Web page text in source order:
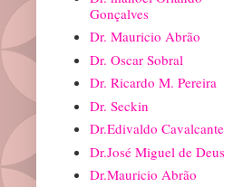
Gonçalves
Dr. Mauricio Abrão
Dr. Oscar Sobral
Dr. Ricardo M. Pereira
Dr. Seckin
Dr.Edivaldo Cavalcante
Dr.José Miguel de Deus
Dr.Mauricio Abrão